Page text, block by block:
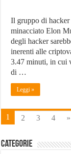
Il gruppo di
minacciato Elon
degli hacker
inerenti alle
3.47 minuti, in cui
di …
Leggi »
1 2 3 4 »
Categorie